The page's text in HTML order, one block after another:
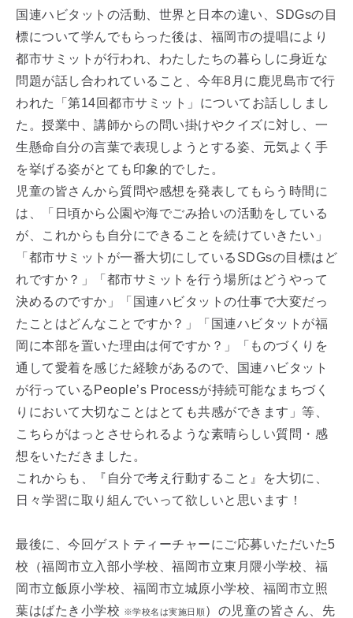
国連ハビタットの活動、世界と日本の違い、SDGsの目
標について学んでもらった後は、福岡市の提唱により
都市サミットが行われ、わたしたちの暮らしに身近な
問題が話し合われていること、今年8月に鹿児島市で行
われた「第14回都市サミット」についてお話ししまし
た。授業中、講師からの問い掛けやクイズに対し、一
生懸命自分の言葉で表現しようとする姿、元気よく手
を挙げる姿がとても印象的でした。
児童の皆さんから質問や感想を発表してもらう時間に
は、「日頃から公園や海でごみ拾いの活動をしている
が、これからも自分にできることを続けていきたい」
「都市サミットが一番大切にしているSDGsの目標はど
れですか？」「都市サミットを行う場所はどうやって
決めるのですか」「国連ハビタットの仕事で大変だっ
たことはどんなことですか？」「国連ハビタットが福
岡に本部を置いた理由は何ですか？」「ものづくりを
通して愛着を感じた経験があるので、国連ハビタット
が行っているPeople’s Processが持続可能なまちづく
りにおいて大切なことはとても共感ができます」等、
こちらがはっとさせられるような素晴らしい質問・感
想をいただきました。
これからも、『自分で考え行動すること』を大切に、
日々学習に取り組んでいって欲しいと思います！
最後に、今回ゲストティーチャーにご応募いただいた5
校（福岡市立入部小学校、福岡市立東月隈小学校、福
岡市立飯原小学校、福岡市立城原小学校、福岡市立照
葉はばたき小学校 ※学校名は実施日順）の児童の皆さん、先